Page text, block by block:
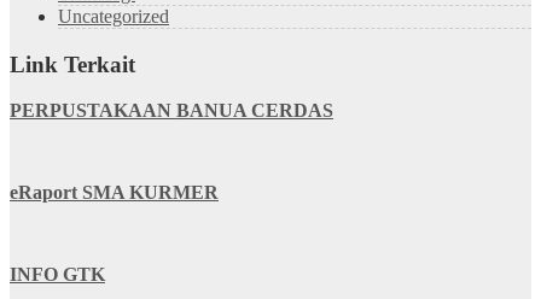
Uncategorized
Link Terkait
PERPUSTAKAAN BANUA CERDAS
eRaport SMA KURMER
INFO GTK